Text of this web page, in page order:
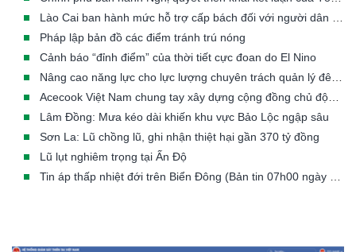
Pháp lập bản đồ các điểm tránh trú nóng
Cảnh báo “đỉnh điểm” của thời tiết cực đoan do El Nino
Lâm Đồng: Mưa kéo dài khiến khu vực Bảo Lộc ngập sâu
Sơn La: Lũ chồng lũ, ghi nhận thiệt hại gần 370 tỷ đồng
Lũ lụt nghiêm trọng tại Ấn Độ